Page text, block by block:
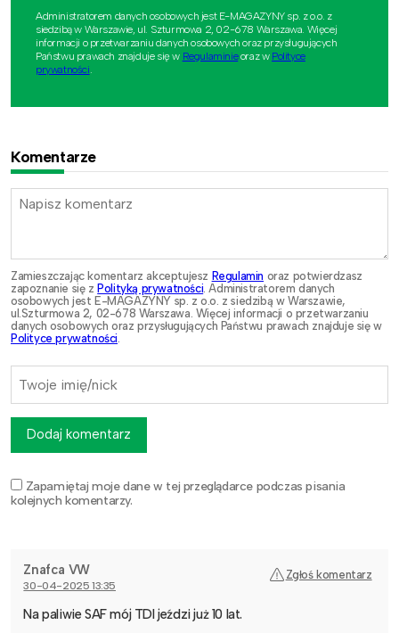
Administratorem danych osobowych jest E-MAGAZYNY sp. z o.o. z
siedzibą w Warszawie, ul. Szturmowa 2, 02-678 Warszawa. Więcej
informacji o przetwarzaniu danych osobowych oraz przysługujących
Państwu prawach znajduje się w Regulaminieoraz w Polityce
prywatności
Komentarze
Zamieszczając komentarz akceptujesz Regulamin oraz potwierdzasz
zapoznanie się z Polityką prywatności. Administratorem danych
osobowych jest E-MAGAZYNY sp. z o.o. z siedzibą w Warszawie,
ul.Szturmowa 2, 02-678 Warszawa. Więcej informacji o przetwarzaniu
danych osobowych oraz przysługujących Państwu prawach znajduje się w
Polityce prywatności.
Zapamiętaj moje dane w tej przeglądarce podczas pisania
kolejnych komentarzy.
Dodaj komentarz
Znafca VW
30-04-2025 13:35
Zgłoś komentarz
Na paliwie SAF mój TDI jeździ już 10 lat.